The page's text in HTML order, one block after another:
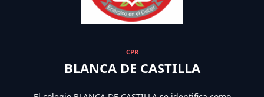
CPR
BLANCA DE CASTILLA